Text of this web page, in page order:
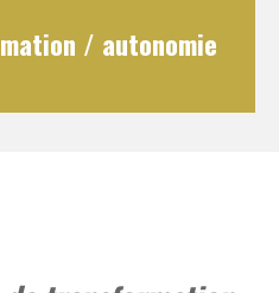
/ autonomie